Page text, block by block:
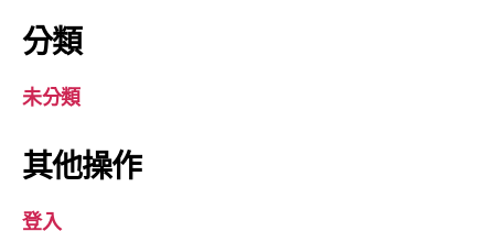
分類
未分類
其他操作
登入